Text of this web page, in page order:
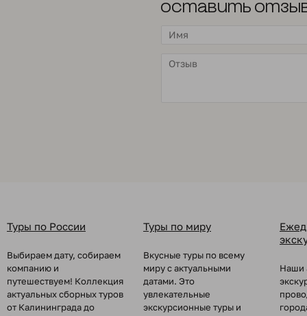
Оставить
Туры по России
Выбираем дату, собираем
компанию и
путешествуем! Коллекция
актуальных сборных туров
от Калининграда до
Туры по миру
Вкусные туры по всему
миру с актуальными
датами. Это
увлекательные
экскурсионные туры и
Наши